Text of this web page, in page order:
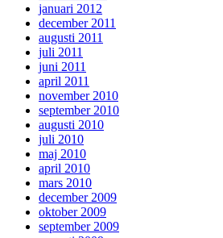
januari 2012
december 2011
augusti 2011
juli 2011
juni 2011
april 2011
november 2010
september 2010
augusti 2010
juli 2010
maj 2010
april 2010
mars 2010
december 2009
oktober 2009
september 2009